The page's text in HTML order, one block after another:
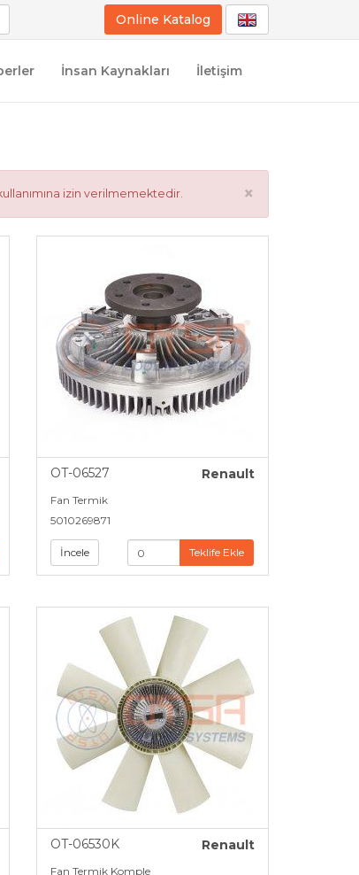
Online Katalog
İnsan Kaynakları İletişim
×
izin verilmemektedir.
OT-06527 Renault
Fan Termik
5010269871
İncele Teklife Ekle
OT-06530K Renault
Fan Termik Komple